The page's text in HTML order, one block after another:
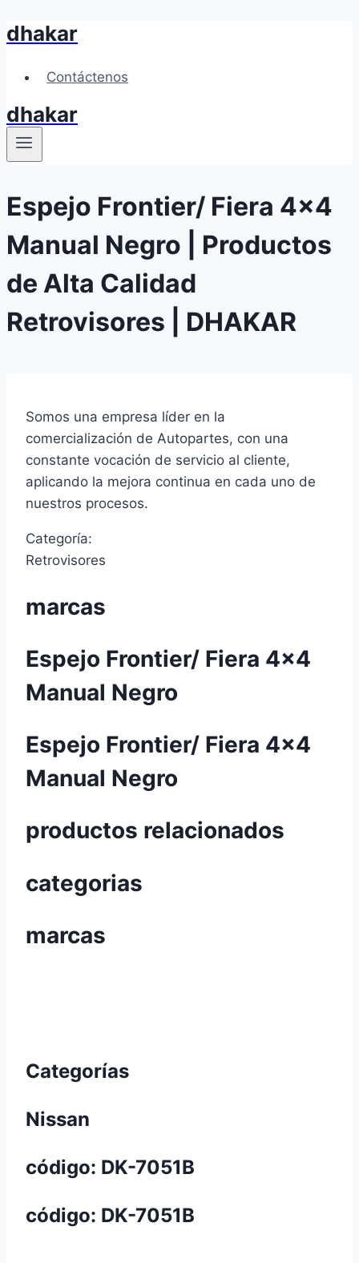
Skip
content
dhakar
Contáctenos
dhakar
Espejo Frontier/ Fiera 4×4
Manual Negro | Productos
de Alta Calidad
Retrovisores | DHAKAR
Somos una empresa líder en la
comercialización de Autopartes, con una
constante vocación de servicio al cliente,
aplicando la mejora continua en cada uno de
nuestros procesos.
Categoría:
Retrovisores
marcas
Espejo Frontier/ Fiera 4×4
Manual Negro
Espejo Frontier/ Fiera 4×4
Manual Negro
productos relacionados
categorias
marcas
Categorías
Nissan
código: DK-7051B
código: DK-7051B